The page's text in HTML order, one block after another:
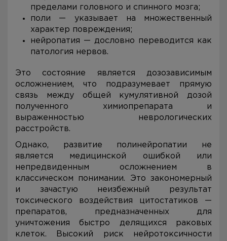
пределами головного и спинного мозга;
поли — указывает на множественный
характер повреждения;
нейропатия — дословно переводится как
патология нервов.
Это состояние является дозозависимым
осложнением, что подразумевает прямую
связь между общей кумулятивной дозой
полученного химиопрепарата и
выраженностью неврологических
расстройств.
Однако, развитие полинейропатии не
является медицинской ошибкой или
непредвиденным осложнением в
классическом понимании. Это закономерный
и зачастую неизбежный результат
токсического воздействия цитостатиков —
препаратов, предназначенных для
уничтожения быстро делящихся раковых
клеток. Высокий риск нейротоксичности